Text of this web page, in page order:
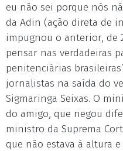
eu não sei porque nós
da Adin (ação direta de
impugnou o anterior, de
pensar nas verdadeiras
penitenciárias
jornalistas na saída do
Sigmaringa Seixas. O
do amigo, que negou
ministro da Suprema
que não estava à altura e